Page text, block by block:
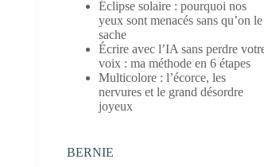
Éclipse solaire : pourquoi nos
yeux sont menacés sans qu’on le
sache
Écrire avec l’IA sans perdre
voix : ma méthode en 6 étapes
Multicolore : l’écorce, les
nervures et le grand désordre
joyeux
BERNIE